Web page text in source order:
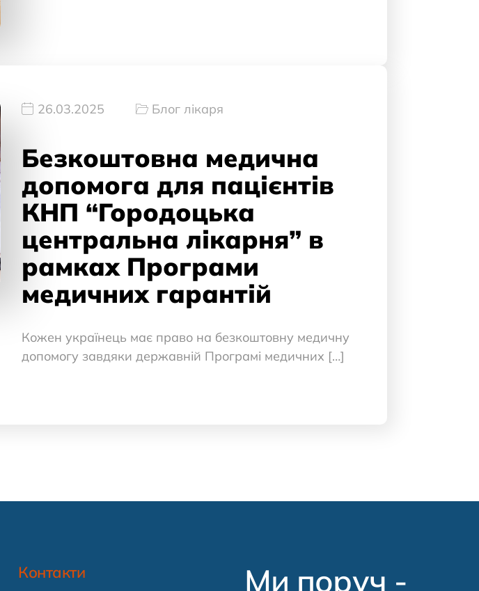
26.03.2025 Блог лікаря
Безкоштовна медична
допомога для пацієнтів
КНП “Городоцька
центральна лікарня” в
рамках Програми
медичних гарантій
Кожен українець має право на безкоштовну медичну
допомогу завдяки державній Програмі медичних […]
Контакти Ми поруч -